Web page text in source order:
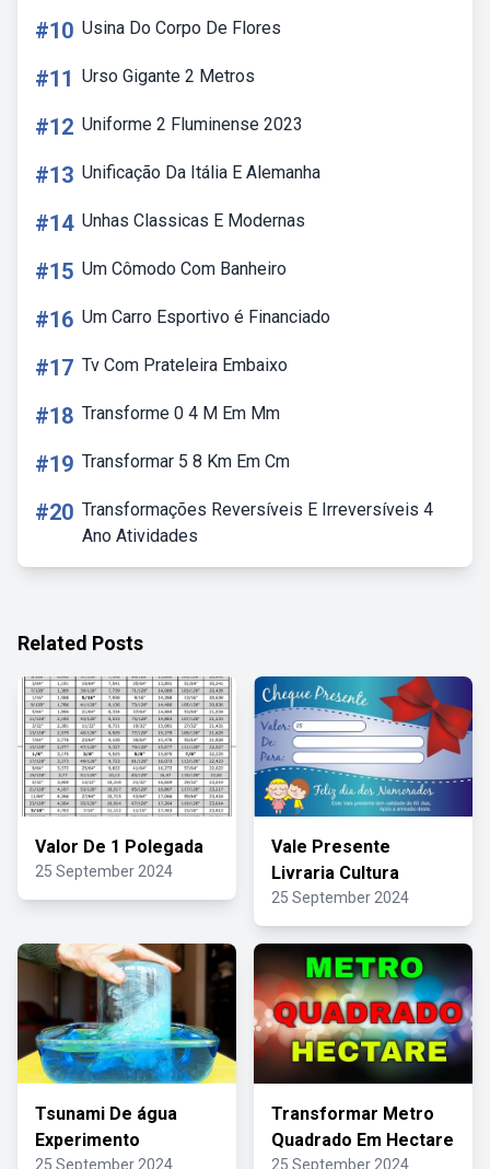
#10 Usina Do Corpo De Flores
#11 Urso Gigante 2 Metros
#12 Uniforme 2 Fluminense 2023
#13 Unificação Da Itália E Alemanha
#14 Unhas Classicas E Modernas
#15 Um Cômodo Com Banheiro
#16 Um Carro Esportivo é Financiado
#17 Tv Com Prateleira Embaixo
#18 Transforme 0 4 M Em Mm
#19 Transformar 5 8 Km Em Cm
#20 Transformações Reversíveis E Irreversíveis 4
Ano Atividades
Related Posts
Valor De 1 Polegada
25 September 2024
Vale Presente
Livraria Cultura
25 September 2024
Tsunami De água
Experimento
25 September 2024
Transformar Metro
Quadrado Em Hectare
25 September 2024